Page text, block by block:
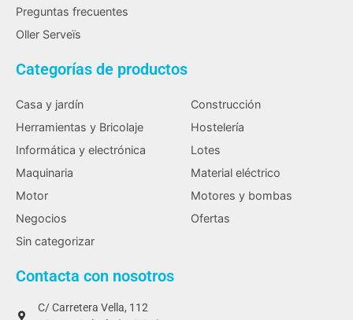
Preguntas frecuentes
Oller Serveïs
Categorías de productos
Casa y jardín
Construcción
Herramientas y Bricolaje
Hostelería
Informática y electrónica
Lotes
Maquinaria
Material eléctrico
Motor
Motores y bombas
Negocios
Ofertas
Sin categorizar
Contacta con nosotros
C/ Carretera Vella, 112